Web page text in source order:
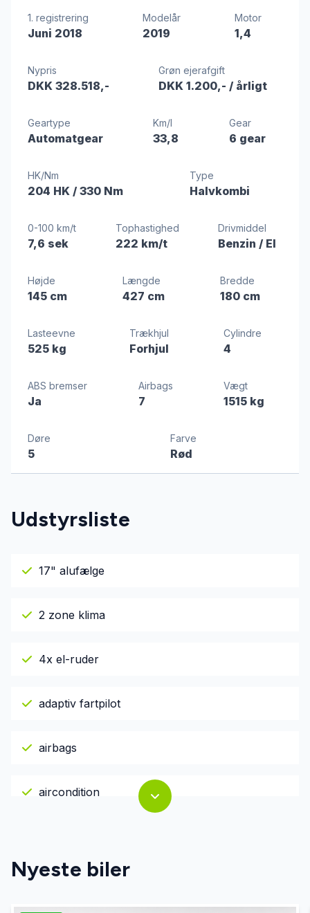
1. registrering
Juni 2018
Modelår
2019
Motor
1,4
Nypris
DKK 328.518,-
Grøn ejerafgift
DKK 1.200,- / årligt
Geartype
Automatgear
Km/l
33,8
Gear
6 gear
HK/Nm
204 HK / 330 Nm
Type
Halvkombi
0-100 km/t
7,6 sek
Tophastighed
222 km/t
Drivmiddel
Benzin / El
Højde
145 cm
Længde
427 cm
Bredde
180 cm
Lasteevne
525 kg
Trækhjul
Forhjul
Cylindre
4
ABS bremser
Ja
Airbags
7
Vægt
1515 kg
Døre
5
Farve
Rød
Udstyrsliste
17" alufælge
2 zone klima
4x el-ruder
adaptiv fartpilot
airbags
aircondition
antispin
Nyeste biler